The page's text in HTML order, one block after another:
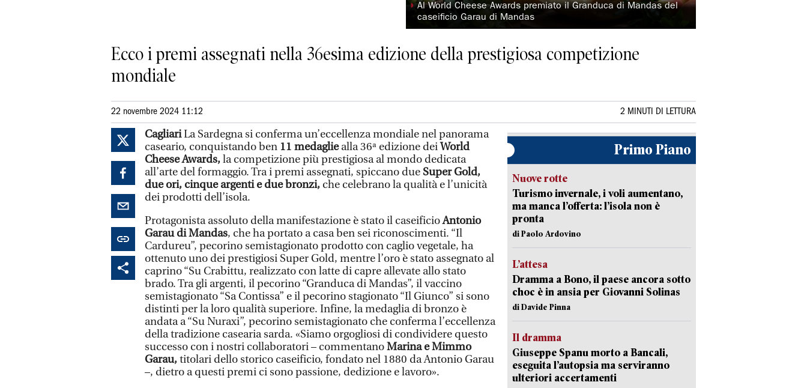
◗Al World Cheese Awards premiato il Granduca di Mandas del
caseificio Garau di Mandas
Ecco i premi assegnati nella 36esima edizione della prestigiosa competizione
mondiale
22 novembre 2024 11:12 2 MINUTI DI LETTURA
CagliariLa Sardegna si conferma un’eccellenza mondiale nel panorama
caseario, conquistando ben 11 medagliealla 36ª edizione deiWorld
Cheese Awards,la competizione più prestigiosa al mondo dedicata
all’arte del formaggio. Tra i premi assegnati, spiccano due Super Gold,
due ori, cinque argenti e due bronzi, che celebrano la qualità e l’unicità
dei prodotti dell’isola.
Protagonista assoluto della manifestazione è stato il caseificioAntonio
Garau di Mandas, che ha portato a casa ben sei riconoscimenti. “Il
Cardureu”, pecorino semistagionato prodotto con caglio vegetale, ha
ottenuto uno dei prestigiosi Super Gold, mentre l’oro è stato assegnato al
caprino “Su Crabittu, realizzato con latte di capre allevate allo stato
brado. Tra gli argenti, il pecorino “Granduca di Mandas”, il vaccino
semistagionato “Sa Contissa” e il pecorino stagionato “Il Giunco” si sono
distinti per la loro qualità superiore. Infine, la medaglia di bronzo è
andata a “Su Nuraxi”, pecorino semistagionato che conferma l’eccellenza
della tradizione casearia sarda. «Siamo orgogliosi di condividere questo
successo con i nostri collaboratori – commentanoMarina e Mimmo
Garau,titolari dello storico caseificio, fondato nel 1880 da Antonio Garau
–, dietro a questi premi ci sono passione, dedizione e lavoro».
Primo Piano
Nuove rotte
Turismo invernale, i voli aumentano,
ma manca l’offerta: l’isola non è
pronta
di Paolo Ardovino
L’attesa
Dramma a Bono, il paese ancora sotto
choc è in ansia per Giovanni Solinas
di Davide Pinna
Il dramma
Giuseppe Spanu morto a Bancali,
eseguita l’autopsia ma serviranno
ulteriori accertamenti